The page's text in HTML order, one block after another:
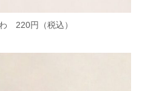
220円（税込）